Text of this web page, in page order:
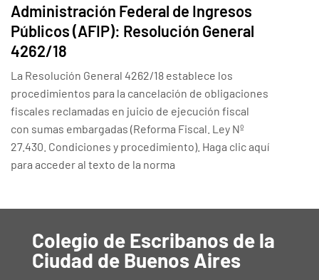
Administración Federal de Ingresos
Públicos (AFIP): Resolución General
4262/18
La Resolución General 4262/18 establece los
procedimientos para la cancelación de obligaciones
fiscales reclamadas en juicio de ejecución fiscal
con sumas embargadas (Reforma Fiscal. Ley Nº
27.430. Condiciones y procedimiento). Haga clic aquí
para acceder al texto de la norma
Colegio de Escribanos de la
Ciudad de Buenos Aires